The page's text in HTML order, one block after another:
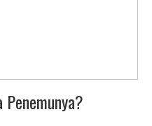
Penemunya?